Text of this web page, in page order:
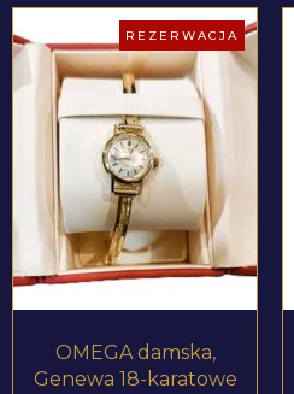
ZOBACZ PRODUKT
OMEGA damska,
Genewa 18-karatowe
REZERWACJA